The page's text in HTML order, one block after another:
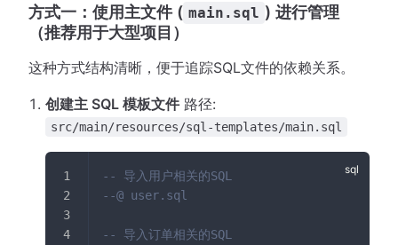
方式一：使用主文件 ( main.sql ) 进行管理
（推荐用于大型项目）
这种方式结构清晰，便于追踪SQL文件的依赖关系。
创建主 SQL 模板文件路径:
src/main/resources/sql-templates/main.sql
-- 导入用户相关的SQL
--@ user.sql
-- 导入订单相关的SQL